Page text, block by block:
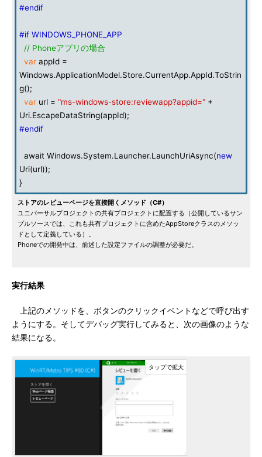
#endif
#if WINDOWS_PHONE_APP
// Phoneアプリの場合
var appId =
Windows.ApplicationModel.Store.CurrentApp.AppId.ToStrin
g();
var url = "ms-windows-store:reviewapp?appid=" +
Uri.EscapeDataString(appId);
#endif
await Windows.System.Launcher.LaunchUriAsync(new
Uri(url));
}
ストアのレビューページを直接開くメソッド（C#）
ユニバーサルプロジェクトの共有プロジェクトに配置する（公開しているサン
プルソースでは、これも共有プロジェクトに含めたAppStoreクラスのメソッ
ドとして定義している）。
Phoneでの開発中は、前述した設定ファイルの調整が必要だ。
実行結果
上記のメソッドを、ボタンのクリックイベントなどで呼び出す
ようにする。そしてデバッグ実行してみると、次の画像のような
結果になる。